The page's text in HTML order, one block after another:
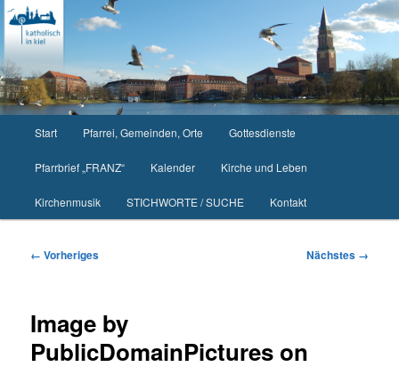
Zum
primären
Inhalt
springen
Start Pfarrei, Gemeinden, Orte Gottesdienste
Pfarrbrief „FRANZ“ Kalender Kirche und Leben
Kirchenmusik STICHWORTE / SUCHE Kontakt
Bilder-
← Vorheriges Nächstes →
Image by
PublicDomainPictures on